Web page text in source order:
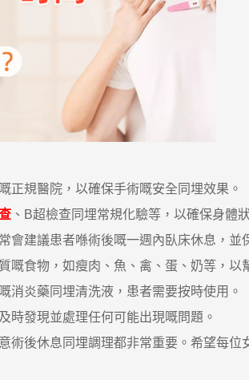
規醫院，以確保手術嘅安全同埋效果。
、B超檢查同埋常規化驗等，以確保身體
建議患者喺術後嘅一週內臥床休息，並
食物，如瘦肉、魚、禽、蛋、奶等，以
炎藥同埋清洗液，患者需要按時使用。
發現並處理任何可能出現嘅問題。
後休息同埋調理都非常重要。希望每位